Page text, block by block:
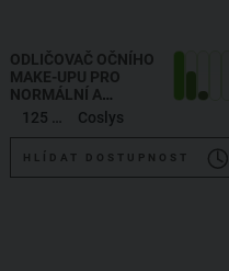
ODLIČOVAČ OČNÍHO
MAKE-UPU PRO
NORMÁLNÍ A
SMÍŠENOU PLEŤ
EYE MAKE UP
REMOVER
Coslys
HLÍDAT DOSTUPNOST